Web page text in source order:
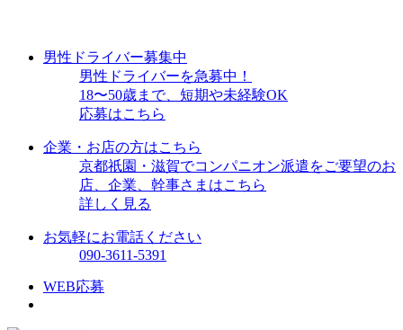
男性ドライバー募集中
男性ドライバーを急募中！
18〜50歳まで、短期や未経験OK
応募はこちら
企業・お店の方はこちら
京都祇園・滋賀でコンパニオン派遣をご要望のお
店、企業、幹事さまはこちら
詳しく見る
お気軽にお電話ください
090-3611-5391
WEB応募